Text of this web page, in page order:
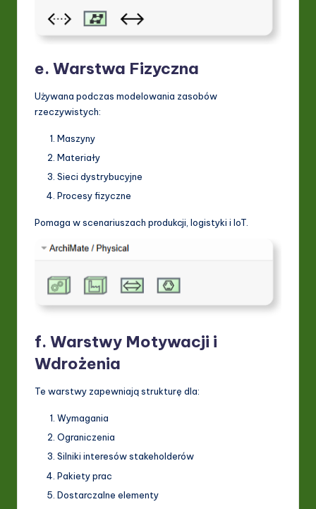
e. Warstwa Fizyczna
Używana podczas modelowania zasobów
rzeczywistych:
Maszyny
Materiały
Sieci dystrybucyjne
Procesy fizyczne
Pomaga w scenariuszach produkcji, logistyki i IoT.
f. Warstwy Motywacji i
Wdrożenia
Te warstwy zapewniają strukturę dla:
Wymagania
Ograniczenia
Silniki interesów stakeholderów
Pakiety prac
Dostarczalne elementy